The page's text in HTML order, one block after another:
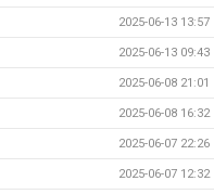
2025-06-13 13:57
2025-06-13 09:43
2025-06-08 21:01
2025-06-08 16:32
2025-06-07 22:26
2025-06-07 12:32